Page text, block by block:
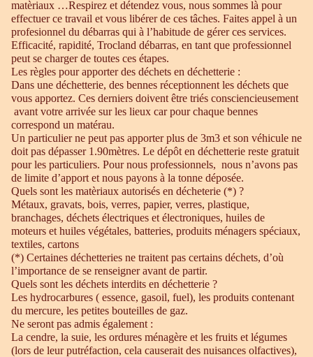
matèriaux …Respirez et détendez vous, nous sommes là pour
effectuer ce travail et vous libérer de ces tâches. Faites appel à un
profesionnel du débarras qui à l’habitude de gérer ces services.
Efficacité, rapidité, Trocland débarras, en tant que professionnel
peut se charger de toutes ces étapes.
Les règles pour apporter des déchets en déchetterie :
Dans une déchetterie, des bennes réceptionnent les déchets que
vous apportez. Ces derniers doivent être triés consciencieusement
avant votre arrivée sur les lieux car pour chaque bennes
correspond un matérau.
Un particulier ne peut pas apporter plus de 3m3 et son véhicule ne
doit pas dépasser 1.90mètres. Le dépôt en déchetterie reste gratuit
pour les particuliers. Pour nous professionnels, nous n’avons pas
de limite d’apport et nous payons à la tonne déposée.
Quels sont les matèriaux autorisés en décheterie (*) ?
Métaux, gravats, bois, verres, papier, verres, plastique,
branchages, déchets électriques et électroniques, huiles de
moteurs et huiles végétales, batteries, produits ménagers spéciaux,
textiles, cartons
(*) Certaines déchetteries ne traitent pas certains déchets, d’où
l’importance de se renseigner avant de partir.
Quels sont les déchets interdits en déchetterie ?
Les hydrocarbures ( essence, gasoil, fuel), les produits contenant
du mercure, les petites bouteilles de gaz.
Ne seront pas admis également :
La cendre, la suie, les ordures ménagère et les fruits et légumes
(lors de leur putréfaction, cela causerait des nuisances olfactives),